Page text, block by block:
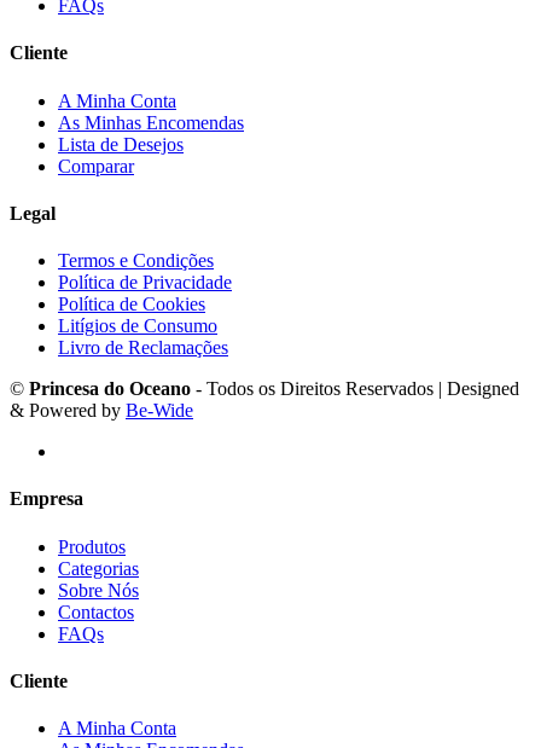
FAQs
Cliente
A Minha Conta
As Minhas Encomendas
Lista de Desejos
Comparar
Legal
Termos e Condições
Política de Privacidade
Política de Cookies
Litígios de Consumo
Livro de Reclamações
© Princesa do Oceano - Todos os Direitos Reservados | Designed
& Powered by Be-Wide
Empresa
Produtos
Categorias
Sobre Nós
Contactos
FAQs
Cliente
A Minha Conta